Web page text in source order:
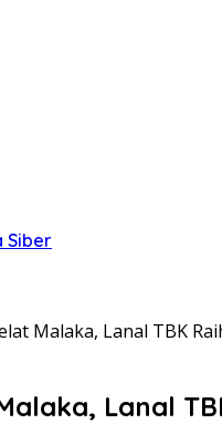
Siber
Malaka, Lanal TBK
Lanal